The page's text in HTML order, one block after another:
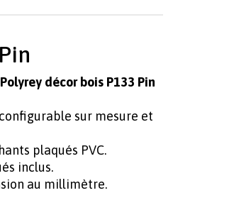
Polyrey décor bois P133 Pin
sur mesure et
plaqués PVC.
inclus.
au millimètre.